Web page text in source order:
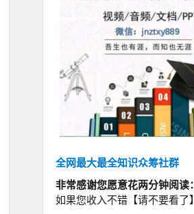
全网最大最全知识众筹社群
非常感谢您愿意花两分钟阅读：
如果您收入不错【请不要看了】